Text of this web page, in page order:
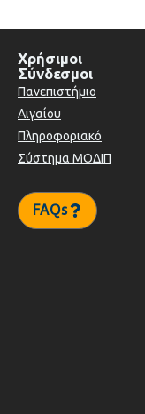
Χρήσιμοι
Σύνδεσμοι
Πανεπιστήμιο
Αιγαίου
Πληροφοριακό
Σύστημα ΜΟΔΙΠ
FAQs